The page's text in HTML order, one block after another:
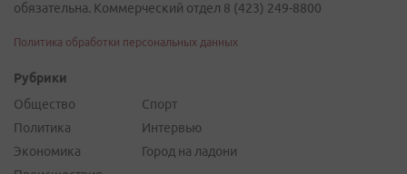
обязательна. Коммерческий отдел 8 (423) 249-8800
Политика обработки персональных данных
Рубрики
Общество
Политика
Экономика
Спорт
Интервью
Город на ладони